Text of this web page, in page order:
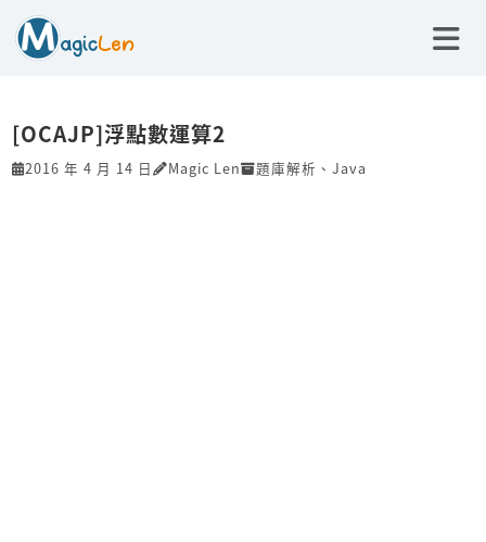
[OCAJP]浮點數運算2
2016 年 4 月 14 日 Magic Len 題庫解析 、 Java